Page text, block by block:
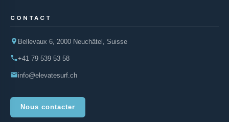
CONTACT
Bellevaux 6, 2000 Neuchâtel, Suisse
+41 79 539 53 58
info@elevatesurf.ch
Nous contacter